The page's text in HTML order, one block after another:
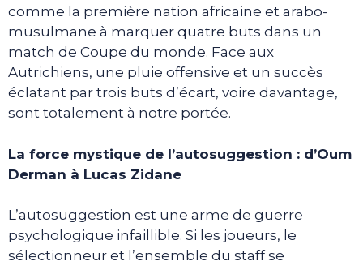
comme la première nation africaine et arabo-
musulmane à marquer quatre buts dans un
match de Coupe du monde. Face aux
Autrichiens, une pluie offensive et un succès
éclatant par trois buts d’écart, voire davantage,
sont totalement à notre portée.
La force mystique de l’autosuggestion : d’Oum
Derman à Lucas Zidane
L’autosuggestion est une arme de guerre
psychologique infaillible. Si les joueurs, le
sélectionneur et l’ensemble du staff se